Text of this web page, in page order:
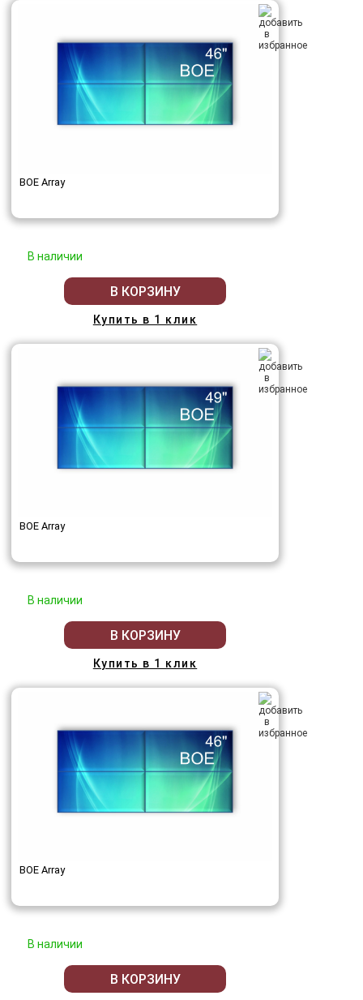
BOE Array
В наличии
В КОРЗИНУ
Купить в 1 клик
BOE Array
В наличии
В КОРЗИНУ
Купить в 1 клик
BOE Array
В наличии
В КОРЗИНУ